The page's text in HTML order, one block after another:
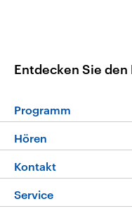
Entdecken Sie
Programm
Programm
Die
Hören
Livestream
Podcasts
Kontakt
Hörerservice
Service